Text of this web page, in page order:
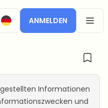
ANMELDEN
Informationen
und